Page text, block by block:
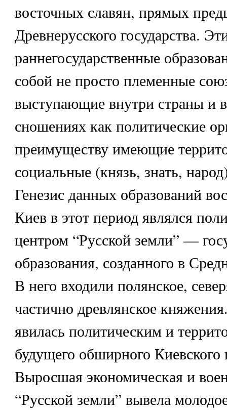
восточных славян, прямых
Древнерусского государства.
раннегосударственные
собой не просто племенные
выступающие внутри страны и
сношениях как политические
преимуществу имеющие
социальные (князь, знать,
Генезис данных образований
Киев в этот период являлся
центром “Русской земли” —
образования, созданного в
В него входили полянское,
частично древлянское
явилась политическим и
будущего обширного Киевского
Выросшая экономическая и
“Русской земли” вывела